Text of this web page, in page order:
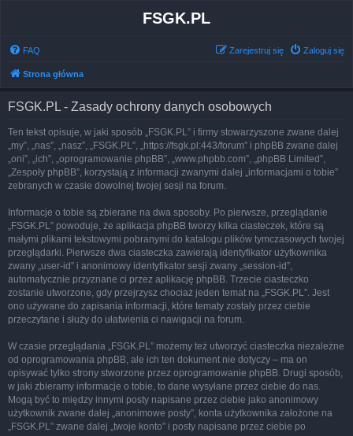
FSGK.PL
FAQ Zaloguj się
Zarejestruj się
Strona główna
FSGK.PL - Zasady ochrony danych osobowych
Ten tekst opisuje, w jaki sposób „FSGK.PL” i firmy stowarzyszone zwane dalej
„my”, „nas”, „nasz”, „FSGK.PL”, „https://fsgk.pl:443/forum” i phpBB zwane dalej
„oni”, „ich”, „oprogramowanie phpBB”, „www.phpbb.com”, „phpBB Limited”,
„Zespoły phpBB”, korzystają z informacji zwanymi dalej „informacjami o tobie”
zebranych w czasie dowolnej twojej sesji na forum.
Informacje o tobie są zbierane na dwa sposoby. Po pierwsze, przeglądanie
„FSGK.PL” powoduje, że aplikacja phpBB tworzy kilka ciasteczek, które są
małymi plikami tekstowymi pobranymi do katalogu plików tymczasowych twojej
przeglądarki. Pierwsze dwa ciasteczka zawierają identyfikator użytkownika
zwany „user-id” i anonimowy identyfikator sesji zwany „session-id”,
automatycznie przyznane ci przez aplikację phpBB. Trzecie ciasteczko
zostanie utworzone, gdy przejrzysz chociaż jeden temat na „FSGK.PL”. Jest
ono używane do zapisania informacji, które tematy zostały przez ciebie
przeczytane i służy do ułatwienia ci nawigacji na forum.
W czasie przeglądania „FSGK.PL” możemy też utworzyć ciasteczka niezależne
od oprogramowania phpBB, ale ich ten dokument nie dotyczy – ma on
opisywać tylko strony stworzone przez oprogramowanie phpBB. Drugi sposób,
w jaki zbieramy informacje o tobie, to dane wysyłane przez ciebie do nas.
Mogą być to między innymi posty napisane przez ciebie jako anonimowy
użytkownik zwane dalej „anonimowe posty”, konta użytkownika założone na
„FSGK.PL” zwane dalej „twoje konto” i posty napisane przez ciebie po